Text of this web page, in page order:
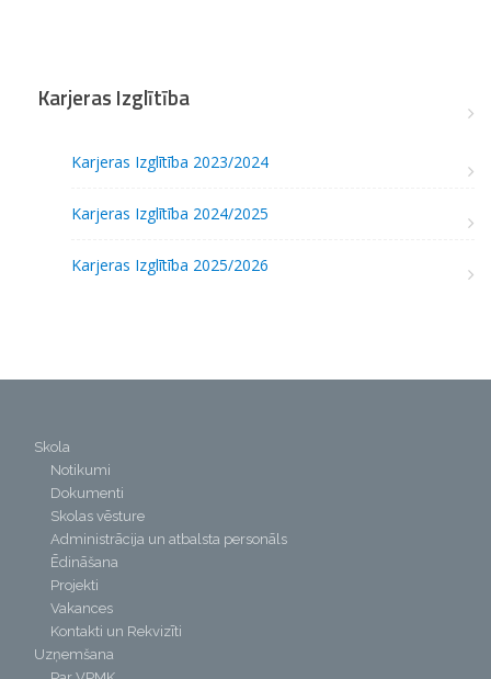
Karjeras Izglītība
Karjeras Izglītība 2023/2024
Karjeras Izglītība 2024/2025
Karjeras Izglītība 2025/2026
Skola
Notikumi
Dokumenti
Skolas vēsture
Administrācija un atbalsta personāls
Ēdināšana
Projekti
Vakances
Kontakti un Rekvizīti
Uzņemšana